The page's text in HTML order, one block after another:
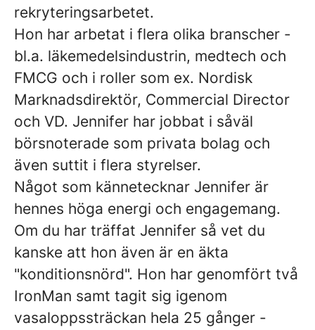
rekryteringsarbetet.
Hon har arbetat i flera olika branscher -
bl.a. läkemedelsindustrin, medtech och
FMCG och i roller som ex. Nordisk
Marknadsdirektör, Commercial Director
och VD. Jennifer har jobbat i såväl
börsnoterade som privata bolag och
även suttit i flera styrelser.
Något som kännetecknar Jennifer är
hennes höga energi och engagemang.
Om du har träffat Jennifer så vet du
kanske att hon även är en äkta
"konditionsnörd". Hon har genomfört två
IronMan samt tagit sig igenom
vasaloppssträckan hela 25 gånger -